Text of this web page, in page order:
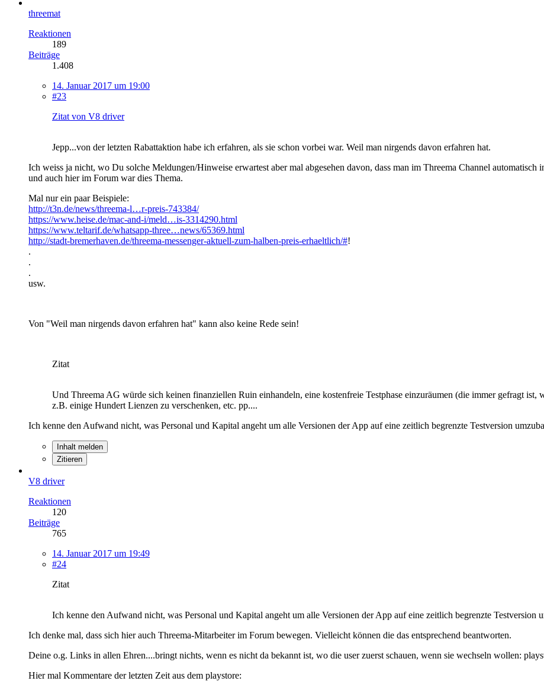
threemat
Reaktionen
189
Beiträge
1.408
14. Januar 2017 um 19:00
#23
Zitat von V8 driver
Jepp...von der letzten Rabattaktion habe ich erfahren, als sie schon vorbei war. Weil man nirgends davon erfahren hat.
Ich weiss ja nicht, wo Du solche Meldungen/Hinweise erwartest aber mal abgesehen davon, dass man im Threema Channel
und auch hier im Forum war dies Thema.
Mal nur ein paar Beispiele:
http://t3n.de/news/threema-l…r-preis-743384/
https://www.heise.de/mac-and-i/meld…is-3314290.html
https://www.teltarif.de/whatsapp-three…news/65369.html
http://stadt-bremerhaven.de/threema-messenger-aktuell-zum-halben-preis-erhaeltlich/#!
.
.
.
usw.
Von "Weil man nirgends davon erfahren hat" kann also keine Rede sein!
Zitat
Und Threema AG würde sich keinen finanziellen Ruin einhandeln, eine kostenfreie Testphase einzuräumen (die immer gefragt ist,
z.B. einige Hundert Lienzen zu verschenken, etc. pp....
Ich kenne den Aufwand nicht, was Personal und Kapital angeht um alle Versionen der App auf eine zeitlich begrenzte Testversion
Inhalt melden
Zitieren
V8 driver
Reaktionen
120
Beiträge
765
14. Januar 2017 um 19:49
#24
Zitat
Ich kenne den Aufwand nicht, was Personal und Kapital angeht um alle Versionen der App auf eine zeitlich begrenzte Testversion
Ich denke mal, dass sich hier auch Threema-Mitarbeiter im Forum bewegen. Vielleicht können die das entsprechend beantworten.
Deine o.g. Links in allen Ehren....bringt nichts, wenn es nicht da bekannt ist, wo die user zuerst schauen, wenn sie wechseln wollen:
Hier mal Kommentare der letzten Zeit aus dem playstore: